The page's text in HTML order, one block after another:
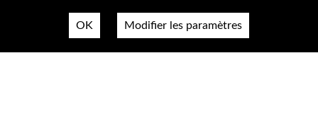
OK Modifier les paramètres